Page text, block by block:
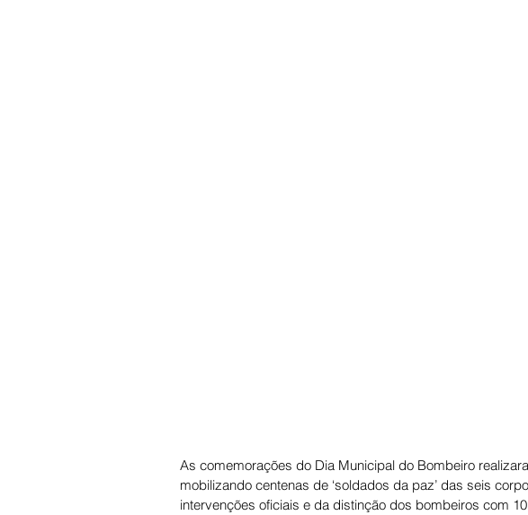
As comemorações do Dia Municipal do Bombeiro
mobilizando centenas de ‘soldados da paz’ das seis
intervenções oficiais e da distinção dos bombeiros com